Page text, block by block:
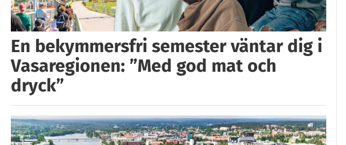
En bekymmersfri semester väntar dig i
Vasaregionen: ”Med god mat och
dryck”